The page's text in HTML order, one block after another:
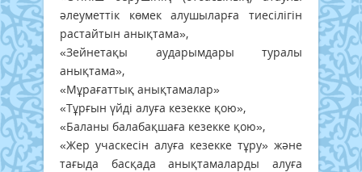
әлеуметтік көмек алушыларға тиесілігін
растайтын анықтама»,
«Зейнетақы аударымдары туралы
анықтама»,
«Мұрағаттық анықтамалар»
«Тұрғын үйді алуға кезекке қою»,
«Баланы балабақшаға кезекке қою»,
«Жер учаскесін алуға кезекке тұру» және
тағыда басқада анықтамаларды алуға